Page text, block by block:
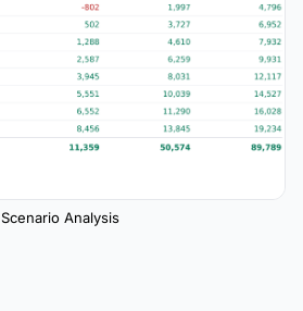
Scenario Analysis